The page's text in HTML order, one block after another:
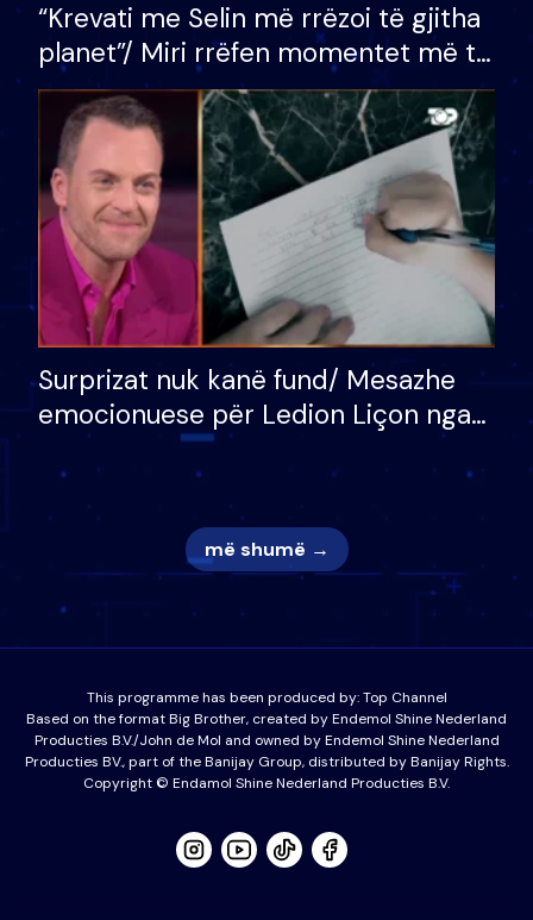
“Krevati me Selin më rrëzoi të gjitha
planet”/ Miri rrëfen momentet më të
bukura në shtëpinë e BB VIP: Do më
mungojë zilja e mëngjesit kur…
Surprizat nuk kanë fund/ Mesazhe
emocionuese për Ledion Liçon nga
nëna dhe fëmijët e tij, moderatori
nuk i mban dot lotët: Nuk meritoj…
më shumë →
This programme has been produced by:Top Channel
Based on the format Big Brother, created by Endemol Shine Nederland
Producties B.V./John de Mol and owned by Endemol Shine Nederland
Producties BV., part of the Banijay Group, distributed by Banijay Rights.
Copyright © Endamol Shine Nederland Producties B.V.